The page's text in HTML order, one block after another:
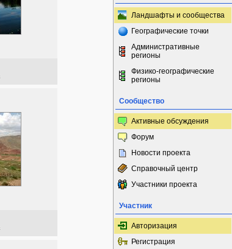
Ландшафты и сообщества
Географические точки
Административные
регионы
Физико-географические
регионы
Сообщество
Активные обсуждения
Форум
Новости проекта
Справочный центр
Участники проекта
Участник
Авторизация
Регистрация